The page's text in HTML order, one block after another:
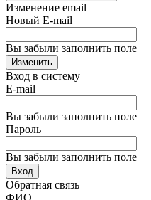
Изменение email
Новый E-mail
Вы забыли заполнить поле
Изменить
Вход в систему
E-mail
Вы забыли заполнить поле
Пароль
Вы забыли заполнить поле
Вход
Обратная связь
ФИО